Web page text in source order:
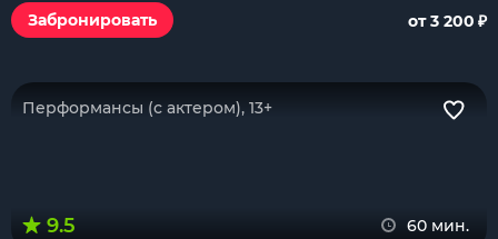
Забронировать
от 3 200 ₽
Перформансы (с актером), 13+
9.5 60 мин.